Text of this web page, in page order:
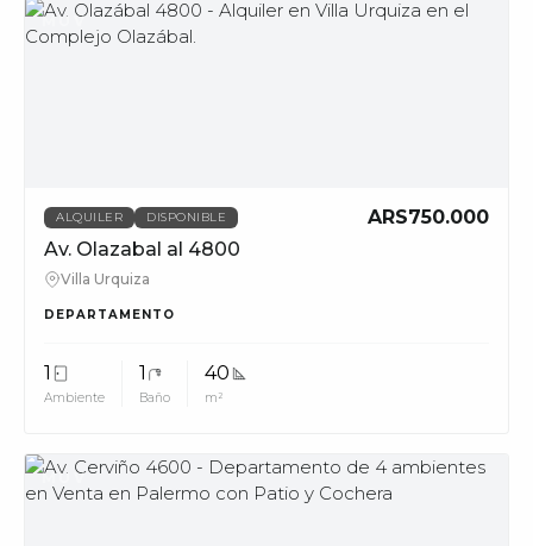
MUV
ALQUILER DISPONIBLE
ARS750.000
Av. Olazabal al 4800
Villa Urquiza
DEPARTAMENTO
1
Ambiente
1
Baño
40
m²
MUV